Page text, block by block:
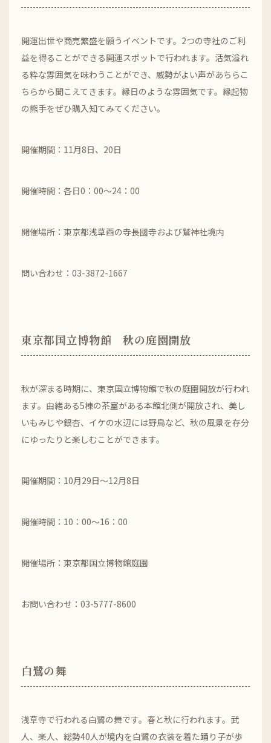
開運出世や商売繁盛を願うイベントです。2つの寺社のご利
益を得ることができる開運スポットで行われます。活気溢れ
る粋な雰囲気を味わうことができ、威勢がよい声があちらこ
ちらから聞こえてきます。縁日のような雰囲気です。縁起物
の熊手をぜひ購入知てみてください。
開催期間：11月8日、20日
開催時間：各日0：00～24：00
開催場所：東京都浅草酉の寺長國寺および鷲神社境内
問い合わせ：03-3872-1667
東京都国立博物館 秋の庭園開放
秋が深まる時期に、東京国立博物館で秋の庭園開放が行われ
ます。由緒ある5棟の茶室がある本館北側が開放され、美し
いもみじや銀杏、イケの水辺には野鳥など、秋の風景を存分
にゆったりと楽しむことができます。
開催期間：10月29日～12月8日
開催時間：10：00～16：00
開催場所：東京都国立博物館庭園
お問い合わせ：03-5777-8600
白鷺の舞
浅草寺で行われる白鷺の舞です。春と秋に行われます。武
人、楽人、総勢40人が境内を白鷺の衣装を着た踊り子が歩